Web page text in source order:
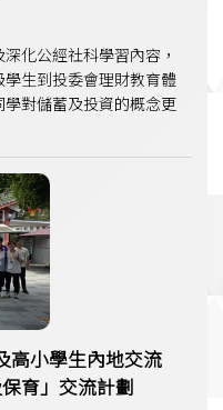
化公經社科學習內容，
生到投委會理財教育體
對儲蓄及投資的概念更
高小學生內地交流
育」交流計劃